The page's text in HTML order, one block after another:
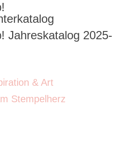
Jahreskatalog 2025-
& Art
Stempelherz